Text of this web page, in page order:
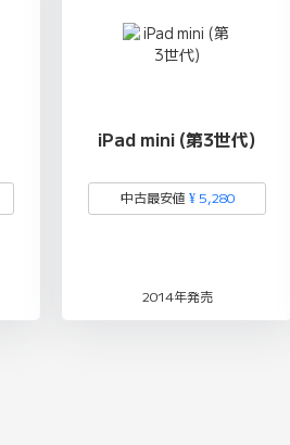
iPad mini (第3世代)
中古最安値 ¥ 5,280
2014年発売